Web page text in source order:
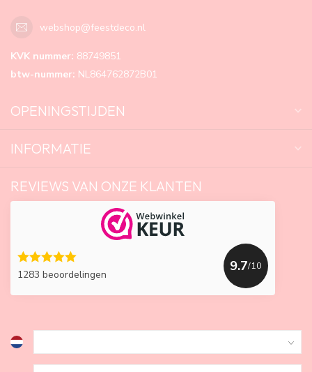
webshop@feestdeco.nl
KVK nummer: 88749851
btw-nummer: NL864762872B01
OPENINGSTIJDEN
INFORMATIE
REVIEWS VAN ONZE KLANTEN
1283 beoordelingen
9.7/10